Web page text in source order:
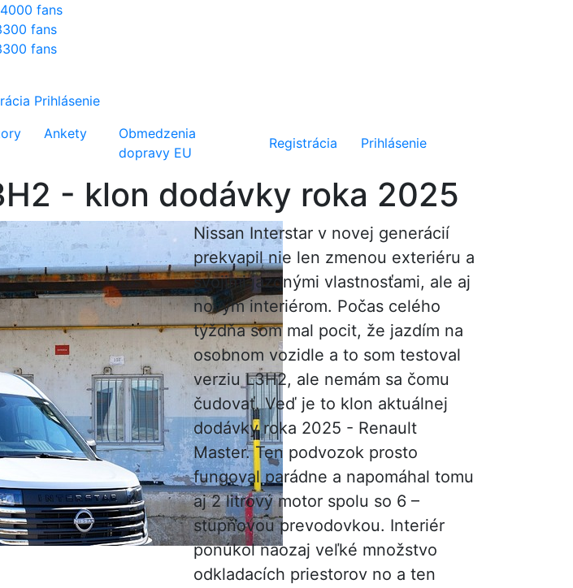
fans
fans
fans
Prihlásenie
Ankety
Obmedzenia
dopravy EU
Registrácia Prihlásenie
- klon dodávky roka 2025
Nissan Interstar v novej generácií
prekvapil nie len zmenou exteriéru a
svojimi jazdnými vlastnosťami, ale aj
novým interiérom. Počas celého
týždňa som mal pocit, že jazdím na
osobnom vozidle a to som testoval
verziu L3H2, ale nemám sa čomu
čudovať. Veď je to klon aktuálnej
dodávky roka 2025 - Renault
Master. Ten podvozok prosto
fungoval parádne a napomáhal tomu
aj 2 litrový motor spolu so 6 –
stupňovou prevodovkou. Interiér
ponúkol naozaj veľké množstvo
odkladacích priestorov no a ten